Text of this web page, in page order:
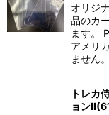
オリジ
品のカ
ます。
アメリ
ません
トレカ
ョン